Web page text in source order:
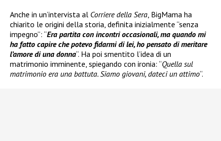
Anche in un’intervista al Corriere della Sera , BigMama ha
chiarito le origini della storia, definita inizialmente “senza
impegno”: “Era partita con incontri occasionali, ma quando mi
ha fatto capire che potevo fidarmi di lei, ho pensato di meritare
l’amore di una donna“. Ha poi smentito l’idea di un
matrimonio imminente, spiegando con ironia: “Quella sul
matrimonio era una battuta. Siamo giovani, dateci un attimo“.